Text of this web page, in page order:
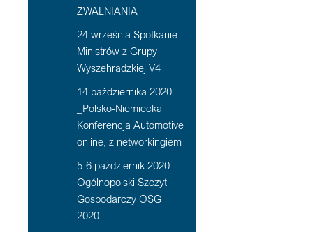
ZWALNIANIA
24 września Spotkanie
Ministrów z Grupy
Wyszehradzkiej V4
14 pażdziernika 2020
_Polsko-Niemiecka
Konferencja Automotive
online, z networkingiem
5-6 pażdziernik 2020 -
Ogólnopolski Szczyt
Gospodarczy OSG
2020